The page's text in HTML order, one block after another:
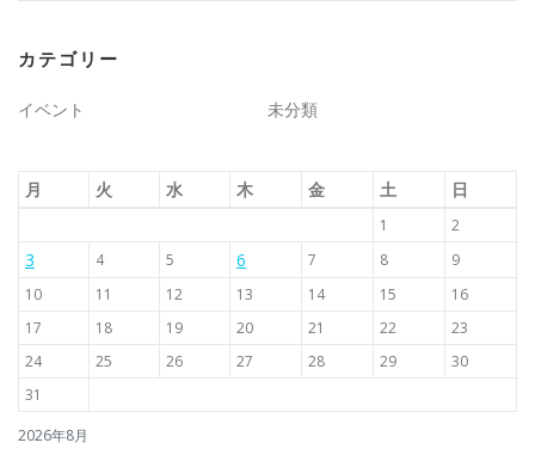
カテゴリー
イベント 未分類
2026年8月
月 火 水 木 金 土 日
1 2
3 4 5 6 7 8
9
10
11 12 13 14 15
16
17
18 19 20 21 22
23
24
25 26 27 28 29
30
31